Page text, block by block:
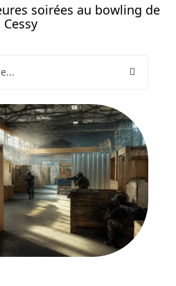
soirées au bowling de
Cessy